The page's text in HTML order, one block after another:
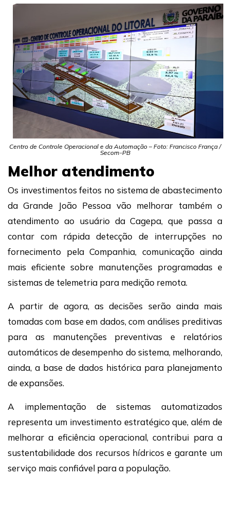
Centro de Controle Operacional e da Automação – Foto: Francisco França /
Secom-PB
Melhor atendimento
Os investimentos feitos no sistema de abastecimento
da Grande João Pessoa vão melhorar também o
atendimento ao usuário da Cagepa, que passa a
contar com rápida detecção de interrupções no
fornecimento pela Companhia, comunicação ainda
mais eficiente sobre manutenções programadas e
sistemas de telemetria para medição remota.
A partir de agora, as decisões serão ainda mais
tomadas com base em dados, com análises preditivas
para as manutenções preventivas e relatórios
automáticos de desempenho do sistema, melhorando,
ainda, a base de dados histórica para planejamento
de expansões.
A implementação de sistemas automatizados
representa um investimento estratégico que, além de
melhorar a eficiência operacional, contribui para a
sustentabilidade dos recursos hídricos e garante um
serviço mais confiável para a população.